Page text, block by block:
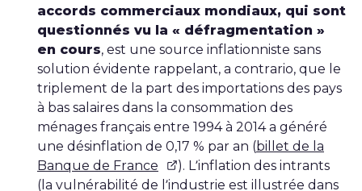
accords commerciaux mondiaux, qui sont
questionnés vu la « défragmentation »
en cours, est une source inflationniste sans
solution évidente rappelant, a contrario, que le
triplement de la part des importations des pays
à bas salaires dans la consommation des
ménages français entre 1994 à 2014 a généré
une désinflation de 0,17 % par an (billet de la
Banque de France
). L’inflation des intrants
(la vulnérabilité de l’industrie est illustrée dans